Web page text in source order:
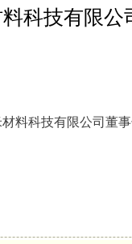
材料科
料科技有限公司董